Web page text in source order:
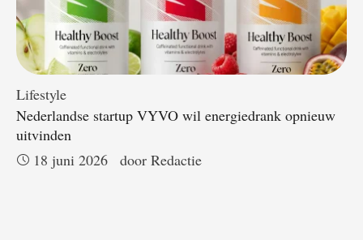
Lifestyle
Nederlandse startup VYVO wil energiedrank opnieuw
uitvinden
18 juni 2026
door Redactie